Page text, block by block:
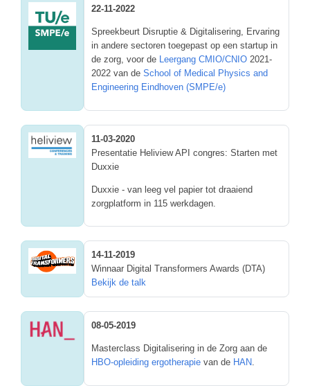
22-11-2022
Spreekbeurt Disruptie & Digitalisering, Ervaring
in andere sectoren toegepast op een startup in
de zorg, voor de Leergang CMIO/CNIO2021-
2022 van de School of Medical Physics and
Engineering Eindhoven (SMPE/e)
11-03-2020
Presentatie Heliview API congres: Starten met
Duxxie
Duxxie - van leeg vel papier tot draaiend
zorgplatform in 115 werkdagen.
14-11-2019
Winnaar Digital Transformers Awards (DTA)
Bekijk de talk
08-05-2019
Masterclass Digitalisering in de Zorg aan de
HBO-opleiding ergotherapievan de HAN.